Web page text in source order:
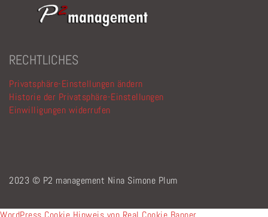
RECHTLICHES
Privatsphäre-Einstellungen ändern
Historie der Privatsphäre-Einstellungen
Einwilligungen widerrufen
2023 © P2 management Nina Simone Plum